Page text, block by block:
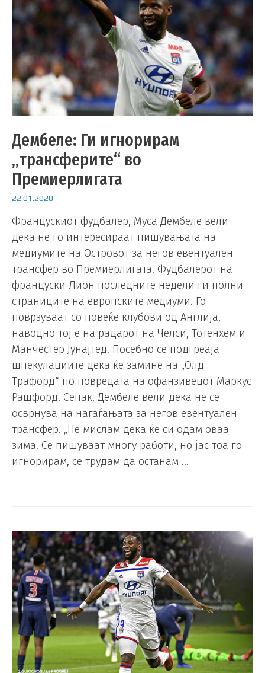
Дембеле: Ги игнорирам
„трансферите“ во
Премиерлигата
22.01.2020
Францускиот фудбалер, Муса Дембеле вели
дека не го интересираат пишувањата на
медиумите на Островот за негов евентуален
трансфер во Премиерлигата. Фудбалерот на
француски Лион последните недели ги полни
страниците на европските медиуми. Го
поврзуваат со повеќе клубови од Англија,
наводно тој е на радарот на Челси, Тотенхем и
Манчестер Јунајтед. Посебно се подгреаја
шпекулациите дека ќе замине на „Олд
Трафорд“ по повредата на офанзивецот Маркус
Рашфорд. Сепак, Дембеле вели дека не се
осврнува на нагаѓањата за негов евентуален
трансфер. „Не мислам дека ќе си одам оваа
зима. Се пишуваат многу работи, но јас тоа го
игнорирам, се трудам да останам …